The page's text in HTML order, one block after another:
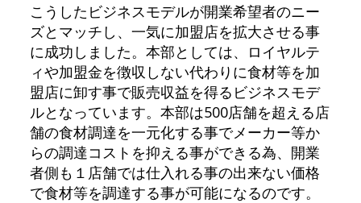
こうしたビジネスモデルが開業希望者のニー
ズとマッチし、一気に加盟店を拡大させる事
に成功しました。本部としては、ロイヤルテ
ィや加盟金を徴収しない代わりに食材等を加
盟店に卸す事で販売収益を得るビジネスモデ
ルとなっています。本部は500店舗を超える店
舗の食材調達を一元化する事でメーカー等か
らの調達コストを抑える事ができる為、開業
者側も１店舗では仕入れる事の出来ない価格
で食材等を調達する事が可能になるのです。